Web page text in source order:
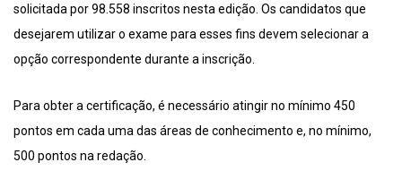
solicitada por 98.558 inscritos nesta edição. Os candidatos que
desejarem utilizar o exame para esses fins devem selecionar a
opção correspondente durante a inscrição.
Para obter a certificação, é necessário atingir no mínimo 450
pontos em cada uma das áreas de conhecimento e, no mínimo,
500 pontos na redação.